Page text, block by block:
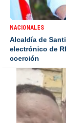
NACIONALES
Alcaldía de
electrónico de
coerción